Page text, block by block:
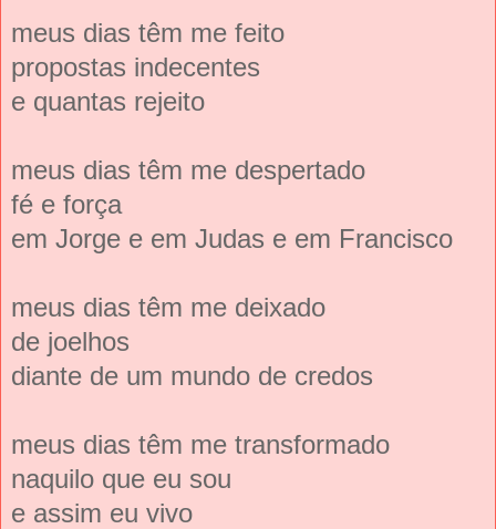
meus dias têm me feito
propostas indecentes
e quantas rejeito
meus dias têm me despertado
fé e força
em Jorge e em Judas e em Francisco
meus dias têm me deixado
de joelhos
diante de um mundo de credos
meus dias têm me transformado
naquilo que eu sou
e assim eu vivo